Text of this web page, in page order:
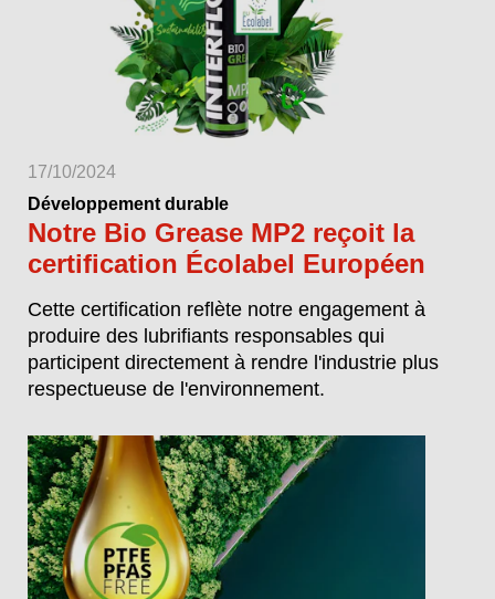
17/10/2024
Développement durable
Notre Bio Grease MP2 reçoit la
certification Écolabel Européen
Cette certification reflète notre engagement à
produire des lubrifiants responsables qui
participent directement à rendre l'industrie plus
respectueuse de l'environnement.